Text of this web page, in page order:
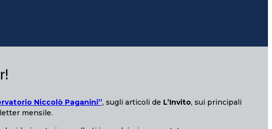
Niccolò Paganini”, sugli articoli de L’Invito, sui principali
mensile.